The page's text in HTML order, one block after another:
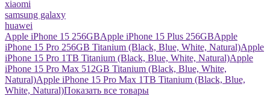
xiaomi
samsung galaxy
huawei
Apple iPhone 15 256GBApple iPhone 15 Plus 256GBApple
iPhone 15 Pro 256GB Titanium (Black, Blue, White, Natural)Apple
iPhone 15 Pro 1TB Titanium (Black, Blue, White, Natural)Apple
iPhone 15 Pro Max 512GB Titanium (Black, Blue, White,
Natural)Apple iPhone 15 Pro Max 1TB Titanium (Black, Blue,
White, Natural)Показать все товары